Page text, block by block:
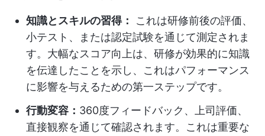
知識とスキルの習得：
これは研修前後の評価、
小テスト、または認定試験を通じて測定されま
す。大幅なスコア向上は、研修が効果的に知識
を伝達したことを示し、これはパフォーマンス
に影響を与えるための第一ステップです。
行動変容： 360度フィードバック、上司評価、
直接観察を通じて確認されます。これは重要な